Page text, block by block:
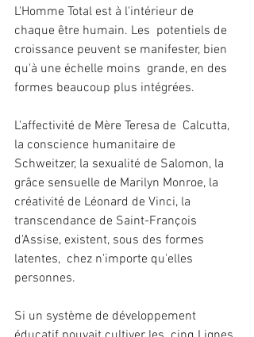
L'Homme Total est à l'intérieur de
chaque être humain. Les  potentiels de
croissance peuvent se manifester, bien
qu'à une échelle moins  grande, en des
formes beaucoup plus intégrées.
L'affectivité de Mère Teresa de  Calcutta,
la conscience humanitaire de
Schweitzer, la sexualité de Salomon, la
grâce sensuelle de Marilyn Monroe, la
créativité de Léonard de Vinci, la
transcendance de Saint-François
d'Assise, existent, sous des formes
latentes,  chez n'importe qu'elles
personnes.
Si un système de développement